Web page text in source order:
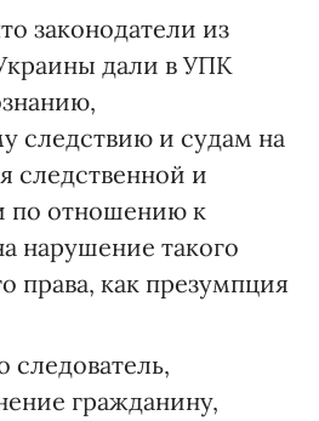
законодатели из
дали в УПК
следствию и судам на
следственной и
по отношению к
нарушение такого
права, как презумпция
следователь,
гражданину,